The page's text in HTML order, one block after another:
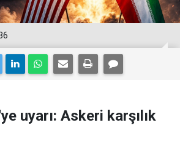
uyarı: Askeri karşılık